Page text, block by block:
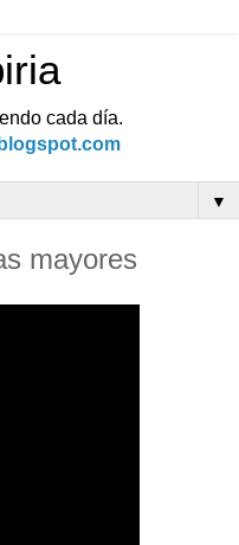
cada día.
▼
mayores